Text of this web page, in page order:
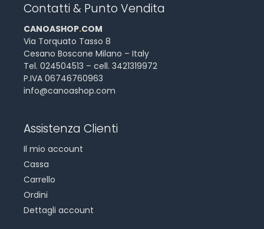
Contatti & Punto Vendita
CANOASHOP.COM
Via Torquato Tasso 8
Cesano Boscone Milano – Italy
Tel. 024504513 – cell. 3421319972
P.IVA 06746760963
info@canoashop.com
Assistenza Clienti
Il mio account
Cassa
Carrello
Ordini
Dettagli account